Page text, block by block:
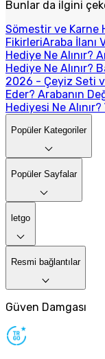
Bunlar da ilgini
Sömestir ve Karne
FikirleriAraba İlanı
Hediye Ne Alınır?
Hediye Ne Alınır?
2026 - Çeyiz Seti
Eder? Arabanın
Hediyesi Ne
Popüler Kategoriler
Popüler Sayfalar
letgo
Resmi bağlantılar
Güven Damgası